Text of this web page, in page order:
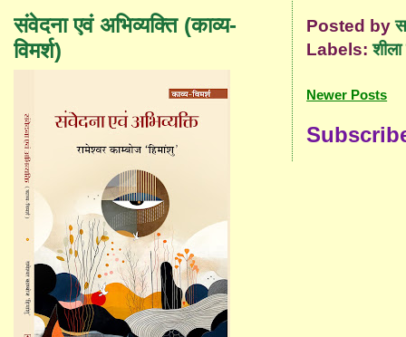
Posted by
Labels:शीला
Newer Posts
संवेदना एवं अभिव्यक्ति (काव्य-
विमर्श)